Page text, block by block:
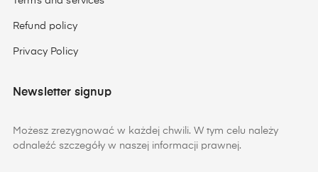
Refund policy
Privacy Policy
Newsletter signup
Możesz zrezygnować w każdej chwili. W tym celu należy
odnaleźć szczegóły w naszej informacji prawnej.